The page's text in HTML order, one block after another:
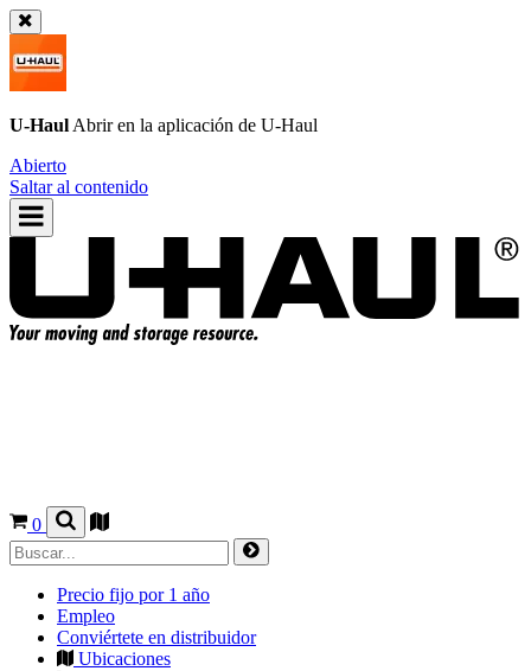
U-Haul Abrir en la aplicación de U-Haul
Abierto
Saltar al contenido
0
Precio fijo por 1 año
Empleo
Conviértete en distribuidor
Ubicaciones